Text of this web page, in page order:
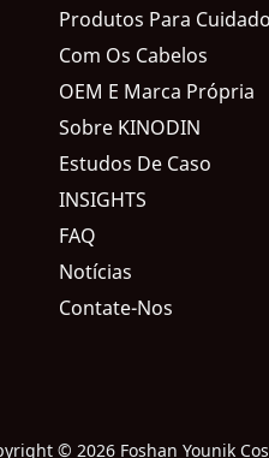
Produtos Para
Com Os Cabelos
OEM E Marca Própria
Sobre KINODIN
Estudos De Caso
INSIGHTS
FAQ
Notícias
Contate-Nos
© 2026 Foshan Younik